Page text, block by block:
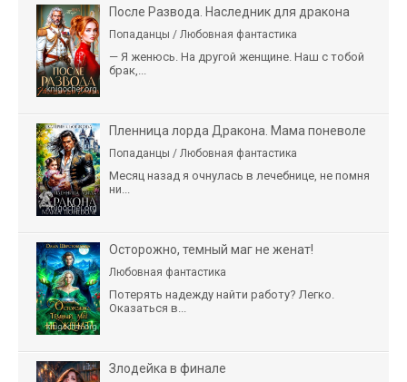
После Развода. Наследник для дракона
Попаданцы / Любовная фантастика
— Я женюсь. На другой женщине. Наш с тобой
брак,...
Пленница лорда Дракона. Мама поневоле
Попаданцы / Любовная фантастика
Месяц назад я очнулась в лечебнице, не помня
ни...
Осторожно, темный маг не женат!
Любовная фантастика
Потерять надежду найти работу? Легко.
Оказаться в...
Злодейка в финале